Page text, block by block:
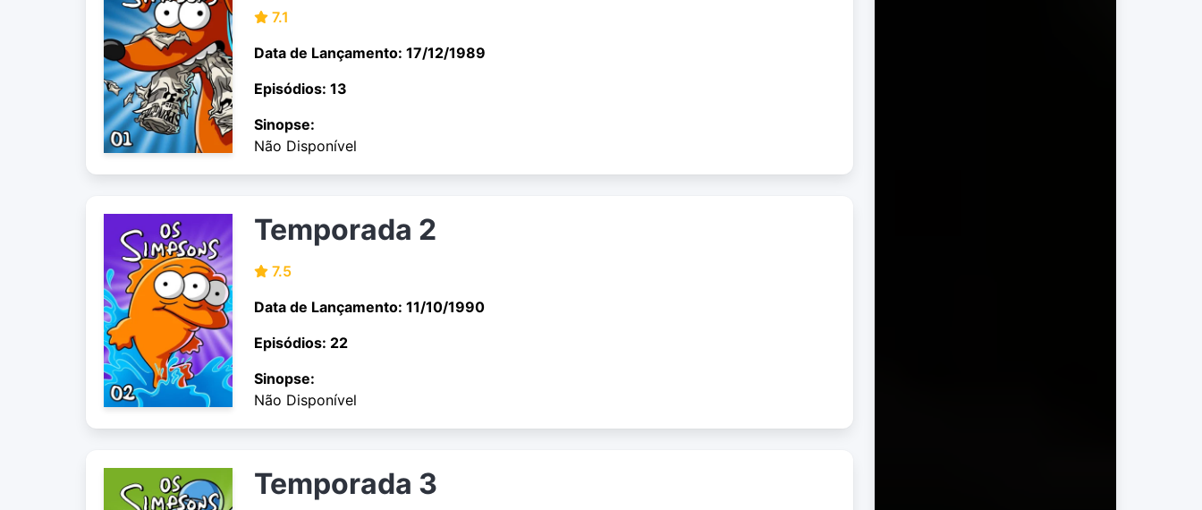
7.1
Data de Lançamento: 17/12/1989
Episódios: 13
Sinopse:
Não Disponível
Temporada 2
7.5
Data de Lançamento: 11/10/1990
Episódios: 22
Sinopse:
Não Disponível
Temporada 3